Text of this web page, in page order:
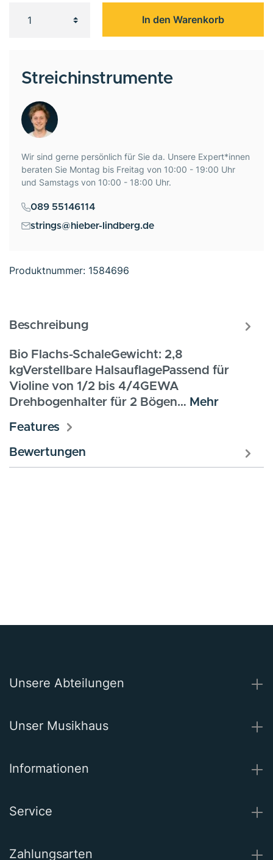
In den Warenkorb
Produktnummer: 1584696
Streichinstrumente
Wir sind gerne persönlich für Sie da. Unsere Expert*innen
beraten Sie Montag bis Freitag von 10:00 - 19:00 Uhr
und Samstags von 10:00 - 18:00 Uhr.
089 55146114
strings@hieber-lindberg.de
Beschreibung
Bio Flachs-SchaleGewicht: 2,8
kgVerstellbare HalsauflagePassend für
Violine von 1/2 bis 4/4GEWA
Drehbogenhalter für 2 Bögen… Mehr
Features
Bewertungen
Unsere Abteilungen
Unser Musikhaus
Informationen
Service
Zahlungsarten